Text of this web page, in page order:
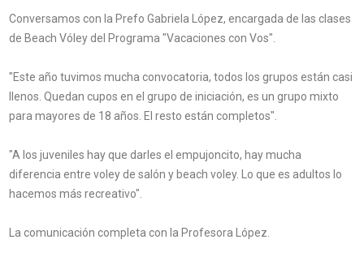
Conversamos con la Prefo Gabriela López, encargada de las clases
de Beach Vóley del Programa "Vacaciones con Vos".
"Este año tuvimos mucha convocatoria, todos los grupos están casi
llenos. Quedan cupos en el grupo de iniciación, es un grupo mixto
para mayores de 18 años. El resto están completos".
"A los juveniles hay que darles el empujoncito, hay mucha
diferencia entre voley de salón y beach voley. Lo que es adultos lo
hacemos más recreativo".
La comunicación completa con la Profesora López.